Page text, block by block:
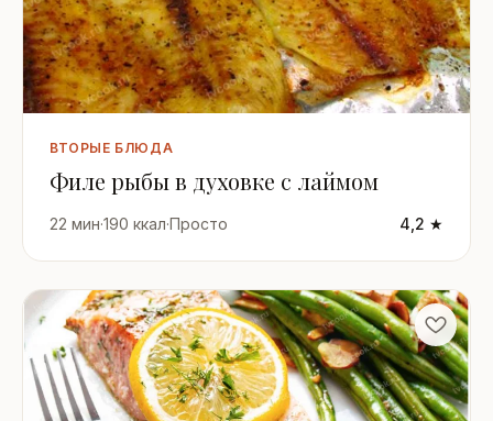
ВТОРЫЕ БЛЮДА
Филе рыбы в духовке с лаймом
22 мин·190 ккал·Просто 4,2 ★